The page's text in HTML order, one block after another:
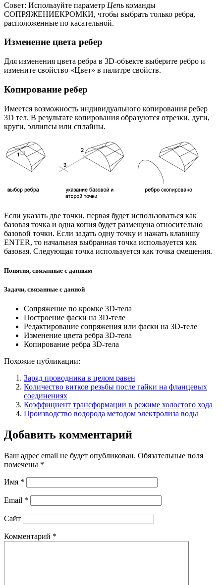
Совет: Используйте параметр Цепь команды
СОПРЯЖЕНИЕКРОМКИ, чтобы выбрать только ребра,
расположенные по касательной.
Изменение цвета ребер
Для изменения цвета ребра в 3D-объекте выберите ребро и
измените свойство «Цвет» в палитре свойств.
Копирование ребер
Имеется возможность индивидуального копирования ребер
3D тел. В результате копирования образуются отрезки, дуги,
круги, эллипсы или сплайны.
Если указать две точки, первая будет использоваться как
базовая точка и одна копия будет размещена относительно
базовой точки. Если задать одну точку и нажать клавишу
ENTER, то начальная выбранная точка используется как
базовая. Следующая точка используется как точка смещения.
Понятия, связанные с данным
Задачи, связанные с данной
Сопряжение по кромке 3D-тела
Построение фаски на 3D-теле
Редактирование сопряжения или фаски на 3D-теле
Изменение цвета ребра 3D-тела
Копирование ребра 3D-тела
Похожие публикации:
Заряд проводника в целом равен
Количество витков резьбы после гайки на фланцевых
соединениях
Коэффициент трансформации в режиме холостого хода
Производство водорода методом электролиза воды
Добавить комментарий
Ваш адрес email не будет опубликован. Обязательные поля
помечены *
Имя *
Email *
Сайт
Комментарий *